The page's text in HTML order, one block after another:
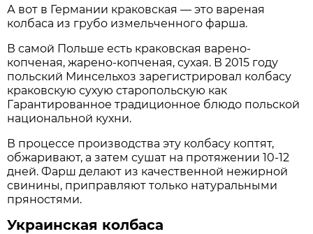
А вот в Германии краковская — это вареная
колбаса из грубо измельченного фарша.
В самой Польше есть краковская варено-
копченая, жарено-копченая, сухая. В 2015 году
польский Минсельхоз зарегистрировал колбасу
краковскую сухую старопольскую как
Гарантированное традиционное блюдо польской
национальной кухни.
В процессе производства эту колбасу коптят,
обжаривают, а затем сушат на протяжении 10-12
дней. Фарш делают из качественной нежирной
свинины, приправляют только натуральными
пряностями.
Украинская колбаса